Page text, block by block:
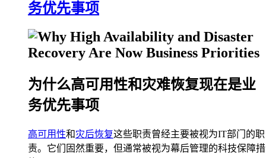
务优先事项
为什么高可用性和灾难恢复现在是业
务优先事项
高可用性和灾后恢复这些职责曾经主要被视为IT部门的职
责。它们固然重要，但通常被视为幕后管理的科技保障措